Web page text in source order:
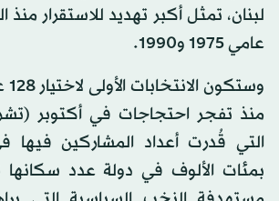
لبنان، تمثل أكبر تهديد للاستقرار منذ
عامي 1975 و1990.
التي قُدرت أعداد المشاركين فيها